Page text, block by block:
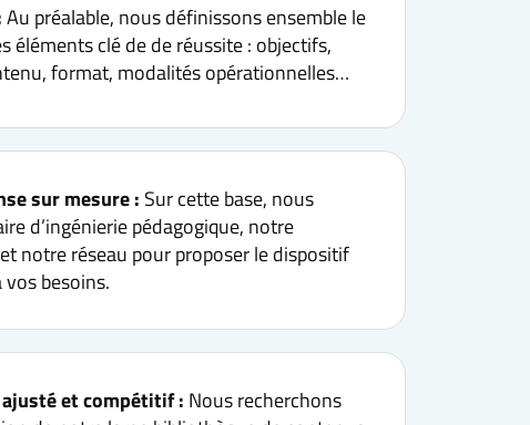
Au préalable, nous définissons ensemble le
éléments clé de de réussite : objectifs,
format, modalités opérationnelles…
sur mesure : Sur cette base, nous
d’ingénierie pédagogique, notre
notre réseau pour proposer le dispositif
besoins.
et compétitif : Nous recherchons